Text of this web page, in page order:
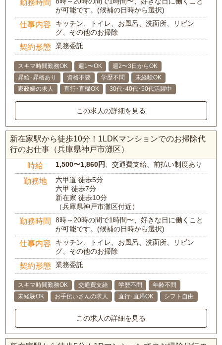
勤務時間
が可能です。(候補の日時から選択)
仕事内容
キッチン、トイレ、お風呂、洗面所、リビン
グ、その他のお掃除
契約形態 業務委託
スキマ時間勤務OK 週1〜OK
週2〜3日からOK
昇給･昇格あり
資格不要 学歴不問
未経験OK
家政婦の求人
直行･直帰OK 30代･40代･50代活躍中
この求人の詳細を見る
新在家駅から徒歩10分！1LDKマンションでのお掃除代
行のお仕事（兵庫県神戸市灘区）
時給 1,500〜1,860円、交通費支給、前払い制度あり
勤務地
六甲道 徒歩5分
六甲 徒歩7分
新在家 徒歩10分
（兵庫県神戸市灘区付近）
勤務時間
8時～20時の間で1時間〜、好きな日に働くこと
が可能です。(候補の日時から選択)
仕事内容
キッチン、トイレ、お風呂、洗面所、リビン
グ、その他のお掃除
契約形態 業務委託
スキマ時間勤務OK 交通費支給 学歴不問
年齢不問
未経験OK
お手伝いさんの求人 直行･直帰OK シフト自由
この求人の詳細を見る